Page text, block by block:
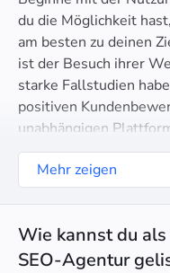
du die Möglichkeit
am besten zu deinen
ist der Besuch ihrer
starke Fallstudien
positiven
unabhängigen
Betracht, um ihren
Fähigkeit zu
Mehr zeigen
Wie kannst du
SEO-Agentur